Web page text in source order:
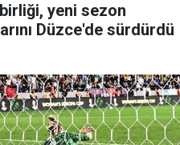
yeni sezon
Düzce'de sürdürdü